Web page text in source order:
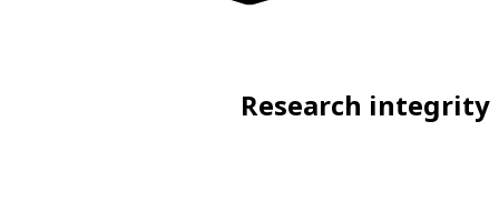
Research integrity